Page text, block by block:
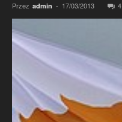
Przez admin - 17/03/2013 4